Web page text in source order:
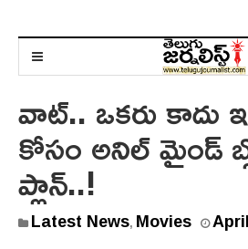
వాట్.. ఒకరు కాదు
కోసం అనిల్ మైండ్
ప్లాన్..!
Latest News, Movies